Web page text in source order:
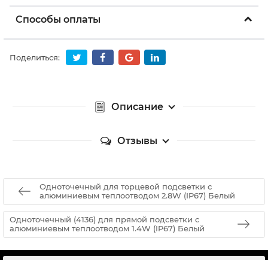
Способы оплаты
Поделиться:
Описание
Отзывы
Одноточечный для торцевой подсветки с
алюминиевым теплоотводом 2.8W (IP67) Белый
Одноточечный (4136) для прямой подсветки с
алюминиевым теплоотводом 1.4W (IP67) Белый